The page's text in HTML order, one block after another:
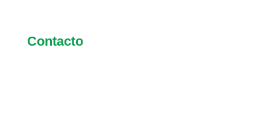
Contacto